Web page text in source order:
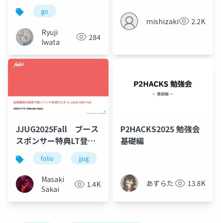
go
Ryuji
Iwata
284
mishizaki 2.2K
JJUG2025Fall ブース
スポンサー特典LT登壇
資料
folio jjug
Masaki
Sakai
1.4K
P2HACKS2025 勉強会
基礎編
あずらた 13.8K